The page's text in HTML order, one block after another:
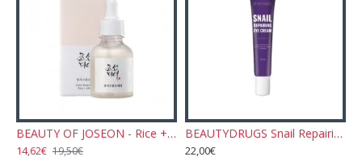
BEAUTY OF JOSEON - Rice + Alpha-Arbutin Glow Deep Serum 30ml
14,62€ 19,50€
BEAUTYDRUGS Snail Repairing Cream Eye Cream 30ml
22,00€